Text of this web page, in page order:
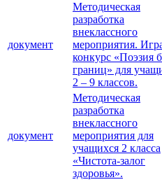
документ
Методическая
разработка
внеклассного
мероприятия.
конкурс «Поэзия
границ» для
2 – 9 классов.
документ
Методическая
разработка
внеклассного
мероприятия для
учащихся 2 класса
«Чистота-залог
здоровья».